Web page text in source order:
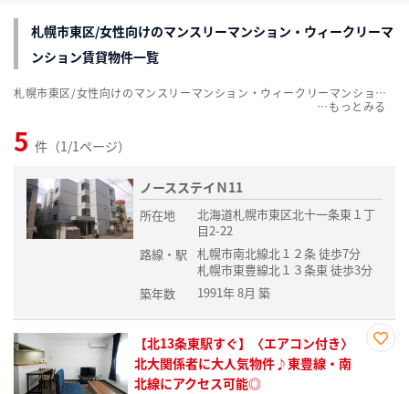
札幌市東区/女性向けのマンスリーマンション・ウィークリーマ
ンション賃貸物件一覧
5 件（1/1ページ）
ノースステイＮ11
所在地
北海道札幌市東区北十一条東１丁
目2-22
路線・駅
札幌市南北線北１２条 徒歩7分
札幌市東豊線北１３条東 徒歩3分
築年数
1991年 8月 築
【北13条東駅すぐ】〈エアコン付き〉
北大関係者に大人気物件♪東豊線・南
北線にアクセス可能◎
札幌市東区/女性向けのマンスリーマンション・ウィークリーマンション賃貸物件一覧を掲載中。敷金・礼金無料、家具・家電付をご紹介。こだわり条件での絞込みも簡単！
…